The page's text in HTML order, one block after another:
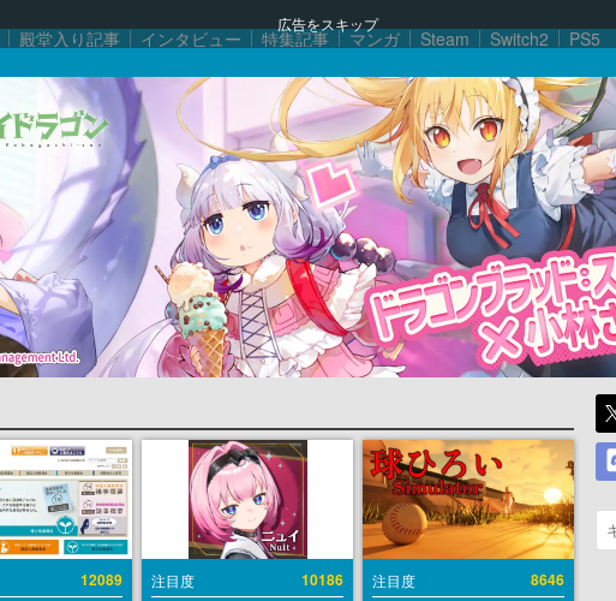
広告をスキップ
殿堂入り記事 インタビュー 特集記事 マンガ Steam Switch2 PS5
12089 注目度 10186 注目度 8646